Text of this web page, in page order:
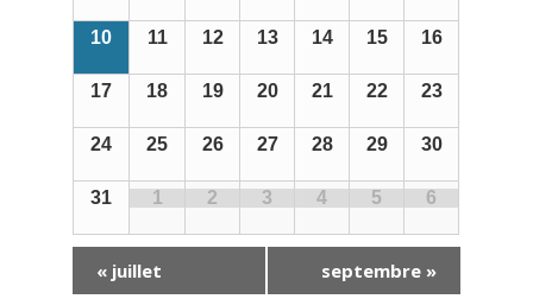
a
v
a
t
m
t
v
u
É
è
n
r
i
r
10 11 12 13 14 15 16
17 18 19 20 21 22 23
24 25 26 27 28 29 30
31 1 2 3 4 5 6
« juillet septembre »